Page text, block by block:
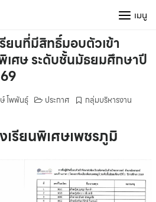
เมนู
ยนที่มีสิทธิ์มอบตัวเข้า
เศษ ระดับชั้นมัธยมศึกษาปี
โพพันธุ์ ประกาศ
กลุ่มบริหารงาน
เรียนพิเศษเพชรภูมิ